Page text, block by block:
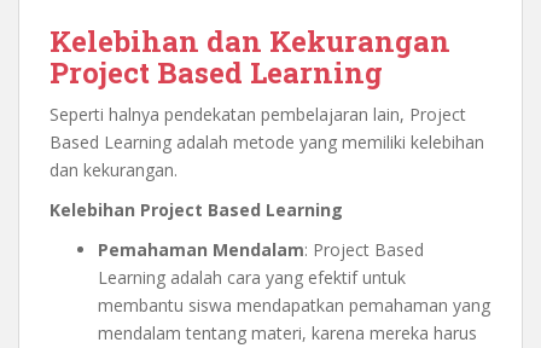
Kelebihan dan Kekurangan
Project Based Learning
Seperti halnya pendekatan pembelajaran lain, Project
Based Learning adalah metode yang memiliki kelebihan
dan kekurangan.
Kelebihan Project Based Learning
Pemahaman Mendalam: Project Based
Learning adalah cara yang efektif untuk
membantu siswa mendapatkan pemahaman yang
mendalam tentang materi, karena mereka harus